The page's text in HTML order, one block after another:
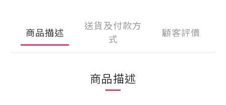
商品描述
送貨及付款方
式
顧客評價
商品描述